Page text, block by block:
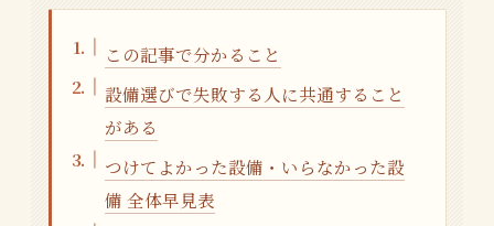
この記事で分かること
設備選びで失敗する人に共通すること
がある
つけてよかった設備・いらなかった設
備 全体早見表